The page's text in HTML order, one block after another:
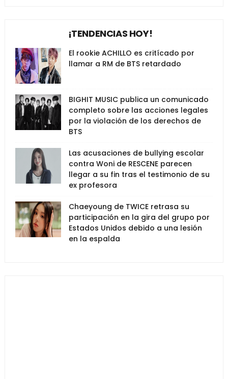
¡TENDENCIAS HOY!
El rookie ACHILLO es critícado por
llamar a RM de BTS retardado
BIGHIT MUSIC publica un comunicado
completo sobre las acciones legales
por la violación de los derechos de
BTS
Las acusaciones de bullying escolar
contra Woni de RESCENE parecen
llegar a su fin tras el testimonio de su
ex profesora
Chaeyoung de TWICE retrasa su
participación en la gira del grupo por
Estados Unidos debido a una lesión
en la espalda